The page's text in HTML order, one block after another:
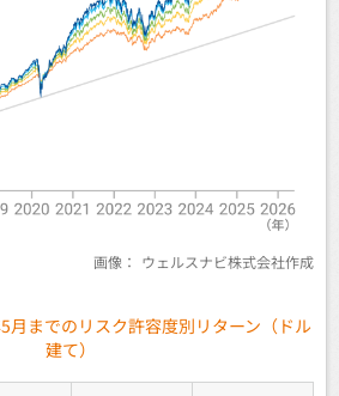
画像： ウェルスナビ株式会社作成
月までのリスク許容度別リターン（ドル
建て）